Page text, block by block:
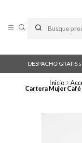
DESPACHO
Inicio
Cartera Mujer